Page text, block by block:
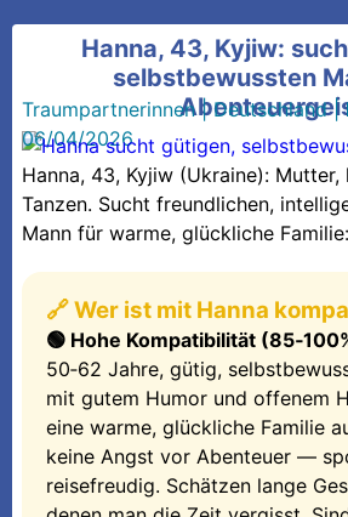
Hanna, 43, Kyjiw:
selbstbewussten
Traumpartnerinnen|Deutschland|
06/04/2026
Hanna, 43, Kyjiw (Ukraine): Mutter,
Tanzen. Sucht freundlichen,
Mann für warme, glückliche Familie:
🔗 Wer ist mit Hanna
🟢 Hohe Kompatibilität
50‑62 Jahre, gütig,
mit gutem Humor und offenem
eine warme, glückliche Familie
keine Angst vor Abenteuer —
reisefreudig. Schätzen lange